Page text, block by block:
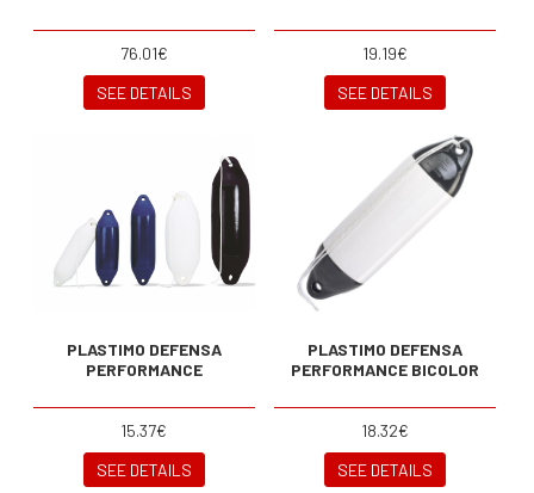
76.01€
SEE DETAILS
19.19€
SEE DETAILS
PLASTIMO DEFENSA
PERFORMANCE
15.37€
SEE DETAILS
PLASTIMO DEFENSA
PERFORMANCE BICOLOR
18.32€
SEE DETAILS